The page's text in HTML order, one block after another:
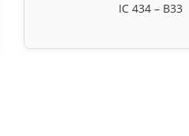
IC 434 – B33